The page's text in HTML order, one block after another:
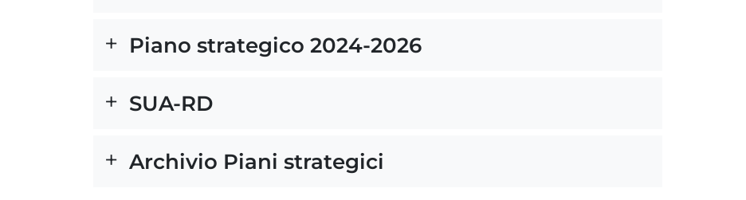
Piano strategico 2024-2026
SUA-RD
Archivio Piani strategici